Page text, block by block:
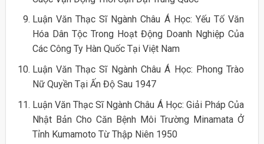
Luận Văn Thạc Sĩ Ngành Châu Á Học: Yếu Tố Văn
Hóa Dân Tộc Trong Hoạt Động Doanh Nghiệp Của
Các Công Ty Hàn Quốc Tại Việt Nam
Luận Văn Thạc Sĩ Ngành Châu Á Học: Phong Trào
Nữ Quyền Tại Ấn Độ Sau 1947
Luận Văn Thạc Sĩ Ngành Châu Á Học: Giải Pháp Của
Nhật Bản Cho Căn Bệnh Môi Trường Minamata Ở
Tỉnh Kumamoto Từ Thập Niên 1950